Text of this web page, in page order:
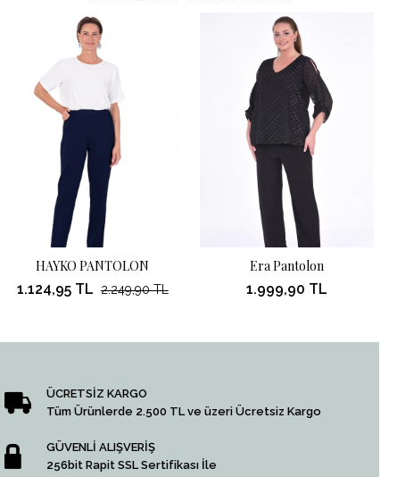
HAYKO PANTOLON
1.124,95 TL 2.249,90 TL
Era Pantolon
1.999,90 TL
ÜCRETSİZ KARGO
Tüm Ürünlerde 2.500 TL ve üzeri Ücretsiz Kargo
GÜVENLİ ALIŞVERİŞ
256bit Rapit SSL Sertifikası İle